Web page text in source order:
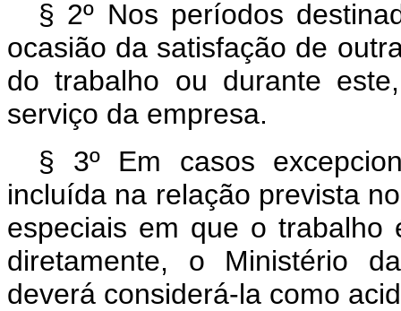
§ 2º Nos períodos
ocasião da satisfação de
do trabalho ou durante
serviço da empresa.
§ 3º Em casos
incluída na relação prevista
especiais em que o
diretamente, o Ministério
deverá considerá-la como